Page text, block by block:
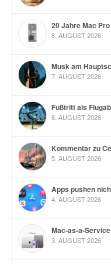
20 Jahre Mac Pro
8. AUGUST 2026
Musk am
7. AUGUST 2026
Fußtritt als
6. AUGUST 2026
Kommentar zu
5. AUGUST 2026
Apps pushen
4. AUGUST 2026
Mac-as-a-Service
3. AUGUST 2026